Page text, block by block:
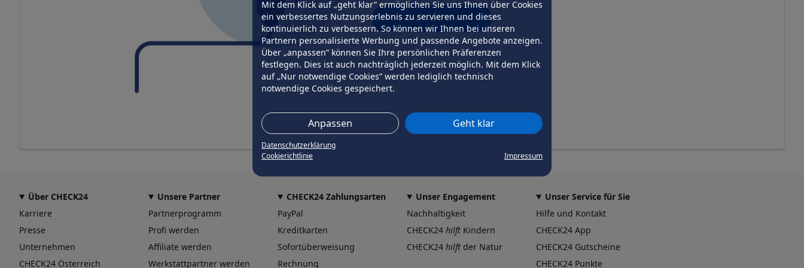
Mit dem Klick auf „geht klar” ermöglichen Sie uns Ihnen über Cookies
ein verbessertes Nutzungserlebnis zu servieren und dieses
kontinuierlich zu verbessern. So können wir Ihnen bei unseren
Partnern personalisierte Werbung und passende Angebote anzeigen.
Über „anpassen” können Sie Ihre persönlichen Präferenzen
festlegen. Dies ist auch nachträglich jederzeit möglich. Mit dem Klick
auf „Nur notwendige Cookies” werden lediglich technisch
notwendige Cookies gespeichert.
Anpassen Geht klar
Datenschutzerklärung
Cookierichtlinie
Impressum
erneut versuchen
Über CHECK24
Karriere
Presse
Unternehmen
CHECK24 Österreich
Unsere Partner
Partnerprogramm
Profi werden
Affiliate werden
Werkstattpartner werden
CHECK24 Zahlungsarten
PayPal
Kreditkarten
Sofortüberweisung
Rechnung
Unser Engagement
Nachhaltigkeit
CHECK24 hilft Kindern
CHECK24 hilft der Natur
Unser Service für Sie
Hilfe und Kontakt
CHECK24 App
CHECK24 Gutscheine
CHECK24 Punkte